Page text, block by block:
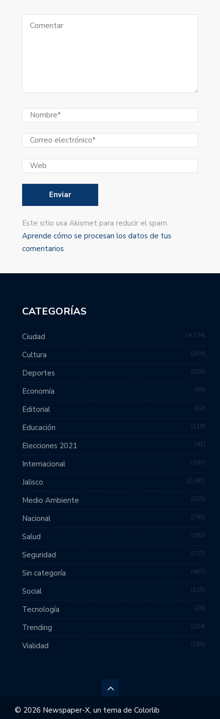
Este sitio usa Akismet para reducir el spam.
Aprende cómo se procesan los datos de tus
comentarios.
CATEGORÍAS
Ciudad 4,734
Cultura 354
Deportes 506
Economía 89
Editorial 12
Educación 119
Elecciones 2021 41
Internacional 107
Jalisco 2,387
Medio Ambiente 235
Nacional 763
Salud 583
Seguridad 737
Sin categoría 467
Social 135
Tecnología 28
Trending 234
Vialidad 165
© 2026 Newspaper-X, un tema de Colorlib